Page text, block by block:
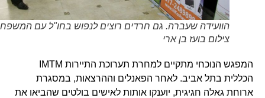
הוועידה שעברה. גם חרדים רוצים לנפוש בחו"ל עם המשפחה.
צילום בועז בן ארי
המפגש הנוכחי מתקיים למחרת תערוכת התיירות IMTM
הכללית בתל אביב. לאחר הפאנלים וההרצאות, במסגרת
ארוחת גאלה חגיגית, יוענקו אותות לאישים בולטים שהביאו את